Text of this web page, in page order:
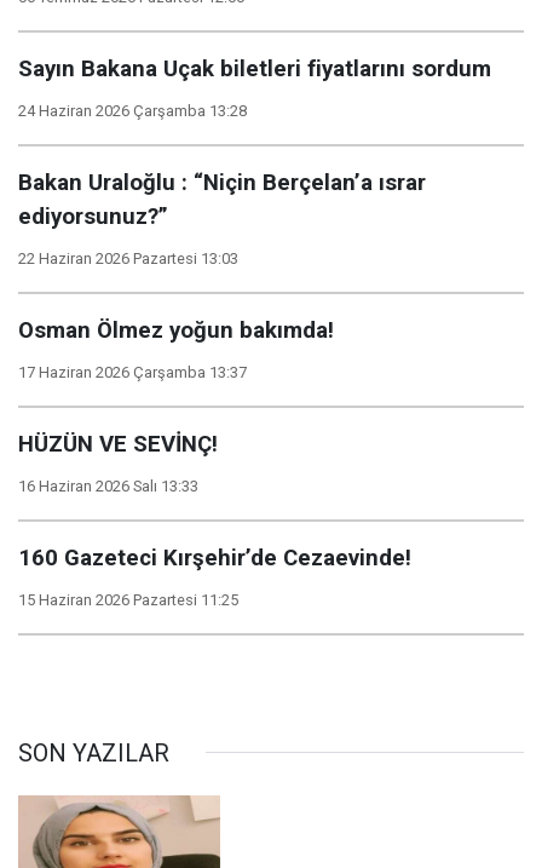
Sayın Bakana Uçak biletleri fiyatlarını sordum
24 Haziran 2026 Çarşamba 13:28
Bakan Uraloğlu : “Niçin Berçelan’a ısrar
ediyorsunuz?”
22 Haziran 2026 Pazartesi 13:03
Osman Ölmez yoğun bakımda!
17 Haziran 2026 Çarşamba 13:37
HÜZÜN VE SEVİNÇ!
16 Haziran 2026 Salı 13:33
160 Gazeteci Kırşehir’de Cezaevinde!
15 Haziran 2026 Pazartesi 11:25
SON YAZILAR